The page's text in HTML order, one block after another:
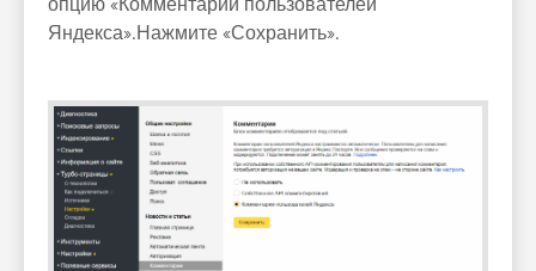
опцию «Комментарии пользователей
Яндекса».Нажмите «Сохранить».